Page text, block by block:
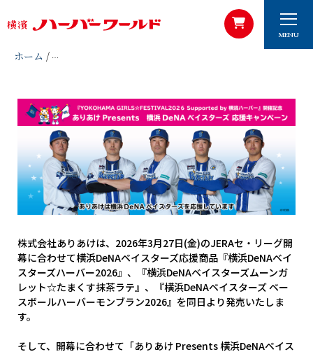
MENU
ホーム / ありあけ Presents 横浜DeNAべイスターズ開幕応援キャ
株式会社ありあけは、2026年3月27日(金)のJERAセ・リーグ開
幕に合わせて横浜DeNAベイスターズ応援商品『横浜DeNAベイ
スターズハーバー2026』、『横浜DeNAベイスターズムーンガ
レット☆たまくす抹茶ラテ』、『横浜DeNAベイスターズ ベー
スボールハーバーモンブラン2026』を同日より発売いたしま
す。
そして、開幕に合わせて「ありあけ Presents 横浜DeNAベイス